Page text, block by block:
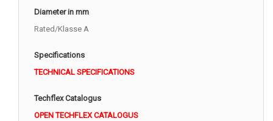
Diameter in mm
Rated/Klasse A
Specifications
TECHNICAL SPECIFICATIONS
Techflex Catalogus
OPEN TECHFLEX CATALOGUS